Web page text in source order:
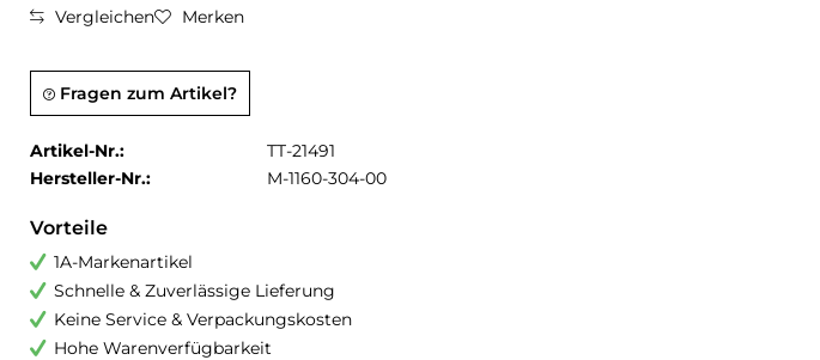
Vergleichen Merken
Fragen zum Artikel?
Artikel-Nr.:
TT-21491
Hersteller-Nr.:
M-1160-304-00
Vorteile
1A-Markenartikel
Schnelle & Zuverlässige Lieferung
Keine Service & Verpackungskosten
Hohe Warenverfügbarkeit